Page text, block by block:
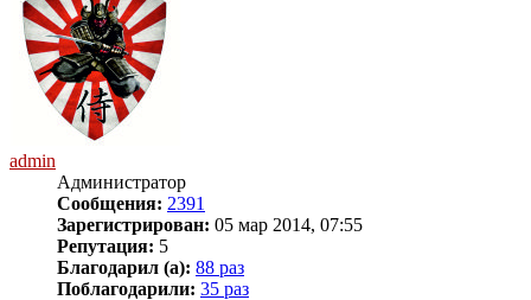
admin
Администратор
Сообщения: 2391
Зарегистрирован: 05 мар 2014, 07:55
Репутация: 5
Благодарил (а): 88 раз
Поблагодарили: 35 раз